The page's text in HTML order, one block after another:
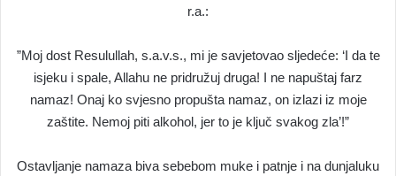
r.a.:
”Moj dost Resulullah, s.a.v.s., mi je savjetovao sljedeće: ‘I da te
isjeku i spale, Allahu ne pridružuj druga! I ne napuštaj farz
namaz! Onaj ko svjesno propušta namaz, on izlazi iz moje
zaštite. Nemoj piti alkohol, jer to je ključ svakog zla’!”
Ostavljanje namaza biva sebebom muke i patnje i na dunjaluku